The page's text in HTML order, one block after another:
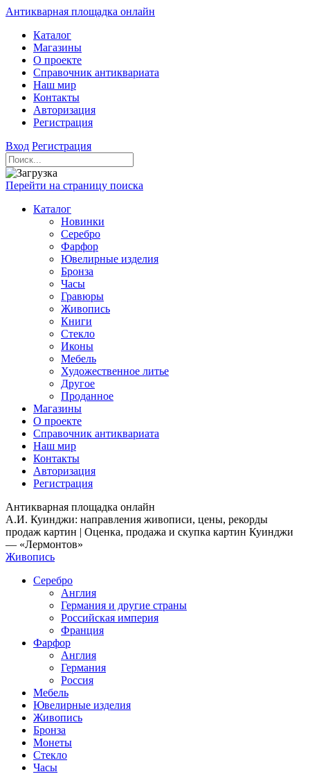
Антикварная площадка онлайн
Каталог
Магазины
О проекте
Справочник антиквариата
Наш мир
Контакты
Авторизация
Регистрация
Вход Регистрация
Перейти на страницу поиска
Каталог
Новинки
Серебро
Фарфор
Ювелирные изделия
Бронза
Часы
Гравюры
Живопись
Книги
Стекло
Иконы
Мебель
Художественное литье
Другое
Проданное
Магазины
О проекте
Справочник антиквариата
Наш мир
Контакты
Авторизация
Регистрация
Антикварная площадка онлайн
А.И. Куинджи: направления живописи, цены, рекорды
продаж картин | Оценка, продажа и скупка картин Куинджи
— «Лермонтов»
Живопись
Серебро
Англия
Германия и другие страны
Российская империя
Франция
Фарфор
Англия
Германия
Россия
Мебель
Ювелирные изделия
Живопись
Бронза
Монеты
Стекло
Часы